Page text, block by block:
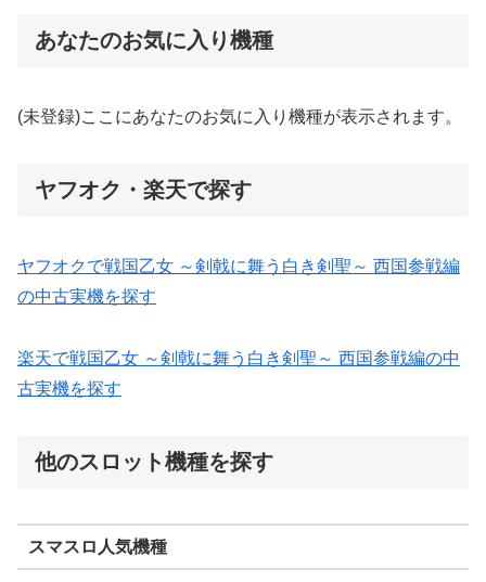
あなたのお気に入り機種
(未登録)ここにあなたのお気に入り機種が表示されます。
ヤフオク・楽天で探す
ヤフオクで戦国乙女 ～剣戟に舞う白き剣聖～ 西国参戦編
の中古実機を探す
楽天で戦国乙女 ～剣戟に舞う白き剣聖～ 西国参戦編の中
古実機を探す
他のスロット機種を探す
スマスロ人気機種